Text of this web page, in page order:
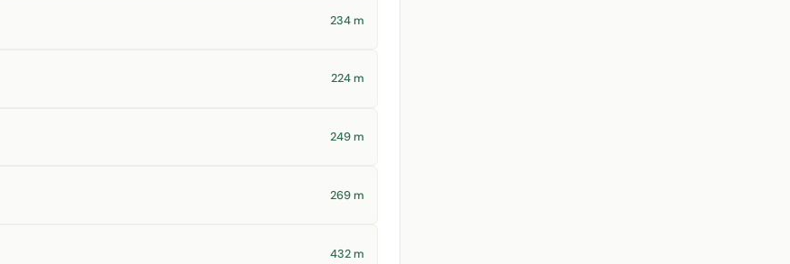
234 m
224 m
249 m
269 m
432 m